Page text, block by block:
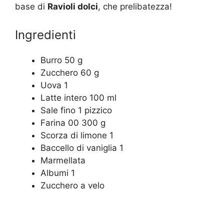
base di Ravioli dolci, che prelibatezza!
Ingredienti
Burro 50 g
Zucchero 60 g
Uova 1
Latte intero 100 ml
Sale fino 1 pizzico
Farina 00 300 g
Scorza di limone 1
Baccello di vaniglia 1
Marmellata
Albumi 1
Zucchero a velo